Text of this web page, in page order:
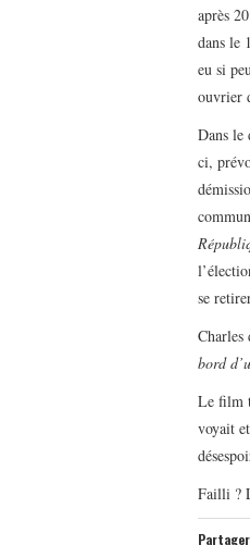
après
dans le
eu si
ouvrier
Dans le
ci,
se
bord
Le film
voyait
Failli ?